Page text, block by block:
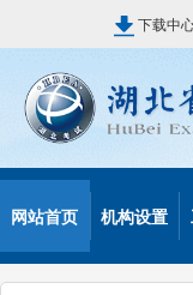
下载中
网站首页 机构设置